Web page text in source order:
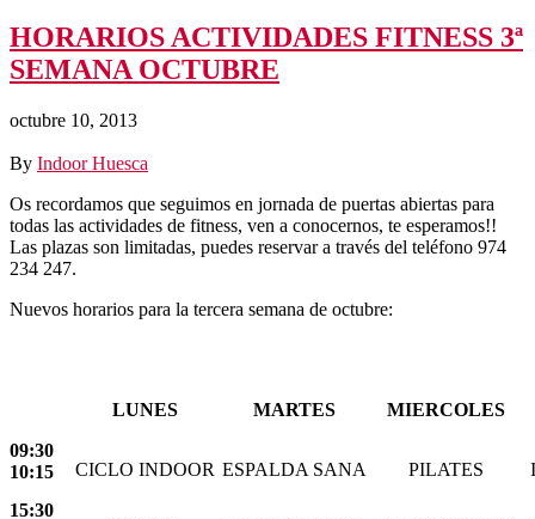
HORARIOS ACTIVIDADES FITNESS 3ª
SEMANA OCTUBRE
octubre 10, 2013
By Indoor Huesca
Os recordamos que seguimos en jornada de puertas abiertas para
todas las actividades de fitness, ven a conocernos, te esperamos!!
Las plazas son limitadas, puedes reservar a través del teléfono 974
234 247.
Nuevos horarios para la tercera semana de octubre:
LUNES MARTES
MIERCOLES
09:30
10:15
CICLO INDOOR ESPALDA SANA PILATES
15:30